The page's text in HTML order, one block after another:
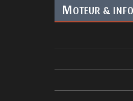
MOTEUR &